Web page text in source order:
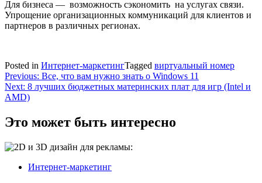
Для бизнеса — возможность сэкономить на услугах связи.
Упрощение организационных коммуникаций для клиентов и
партнеров в различных регионах.
Posted in Интернет-маркетингTagged виртуальный номер
Навигация
по
Previous: Все, что вам нужно знать о Windows 11
Next: 8 лучших бюджетных материнских плат для игр (Intel и
AMD)
Это может быть интересно
Интернет-маркетинг